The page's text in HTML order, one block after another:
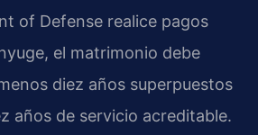
of Defense realice pagos
el matrimonio debe
diez años superpuestos
años de servicio acreditable.